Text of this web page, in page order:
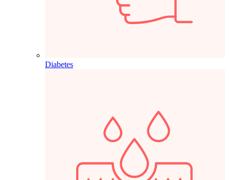
Diabetes